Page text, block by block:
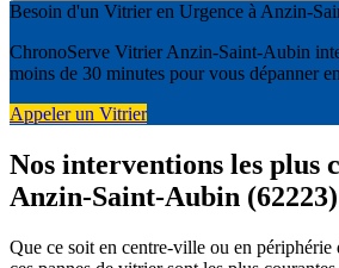
Besoin d'un Vitrier en Urgence à Anzin-
ChronoServe Vitrier Anzin-Saint-Aubin
moins de 30 minutes pour vous dépanner
Appeler un Vitrier
Nos interventions les plus
Anzin-Saint-Aubin (62223)
Que ce soit en centre-ville ou en